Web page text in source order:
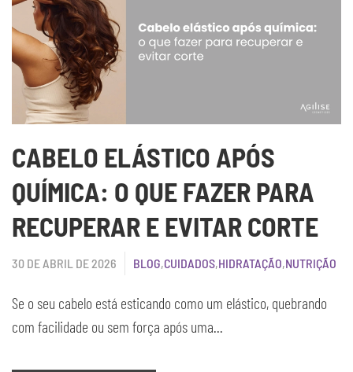
CABELO ELÁSTICO APÓS
QUÍMICA: O QUE FAZER PARA
RECUPERAR E EVITAR CORTE
30 DE ABRIL DE 2026 BLOG,CUIDADOS,HIDRATAÇÃO,NUTRIÇÃO
Se o seu cabelo está esticando como um elástico, quebrando
com facilidade ou sem força após uma...